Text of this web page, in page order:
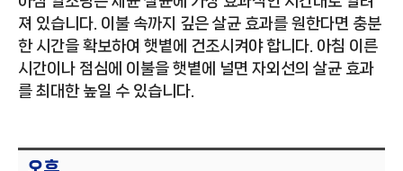
져 있습니다. 이불 속까지 깊은 살균 효과를 원한다면 충분
한 시간을 확보하여 햇볕에 건조시켜야 합니다. 아침 이른
시간이나 점심에 이불을 햇볕에 널면 자외선의 살균 효과
를 최대한 높일 수 있습니다.